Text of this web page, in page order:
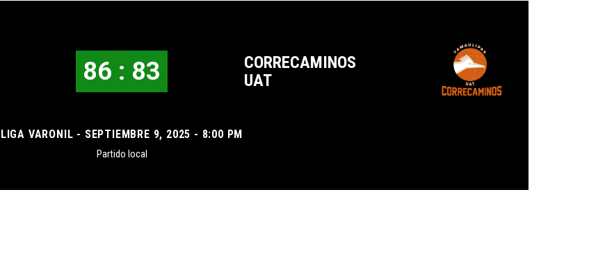
86 : 83
CORRECAMINOS
UAT
LIGA VARONIL - SEPTIEMBRE 9, 2025 - 8:00 PM
Partido local